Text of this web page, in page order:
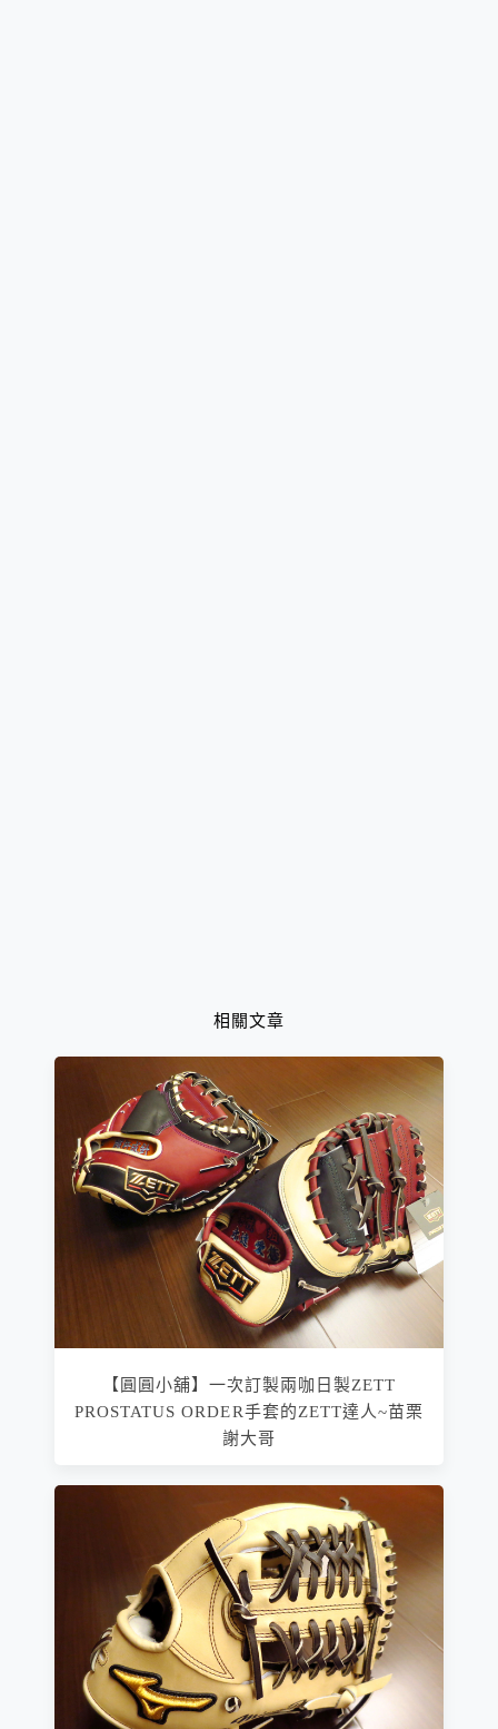
相關文章
【圓圓小舖】一次訂製兩咖日製ZETT
PROSTATUS ORDER手套的ZETT達人~苗栗
謝大哥